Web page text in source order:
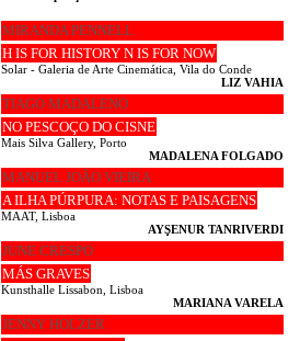
MIRANDA PENNELL
H IS FOR HISTORY N IS FOR NOW
Solar - Galeria de Arte Cinemática, Vila do Conde
LIZ VAHIA
TIAGO MADALENO
NO PESCOÇO DO CISNE
Mais Silva Gallery, Porto
MADALENA FOLGADO
MANUEL JOÃO VIEIRA
A ILHA PÚRPURA: NOTAS E PAISAGENS
MAAT, Lisboa
AYŞENUR TANRIVERDI
JUNE CRESPO
MÁS GRAVES
Kunsthalle Lissabon, Lisboa
MARIANA VARELA
JENNY HOLZER